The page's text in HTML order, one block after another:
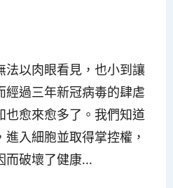
法以肉眼看見，也小到讓
經過三年新冠病毒的肆虐
也愈來愈多了。我們知道
入細胞並取得掌控權，
而破壞了健康...